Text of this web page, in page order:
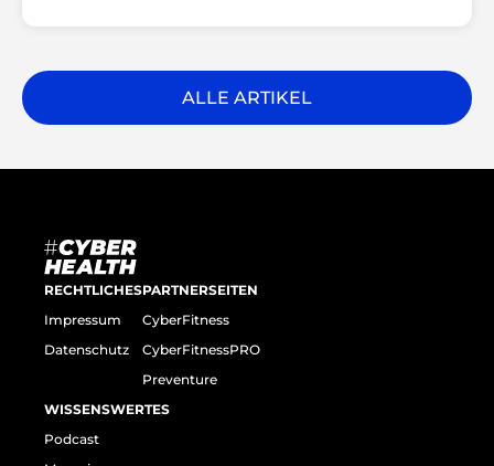
ALLE ARTIKEL
RECHTLICHES
Impressum
Datenschutz
PARTNERSEITEN
CyberFitness
CyberFitnessPRO
Preventure
WISSENSWERTES
Podcast